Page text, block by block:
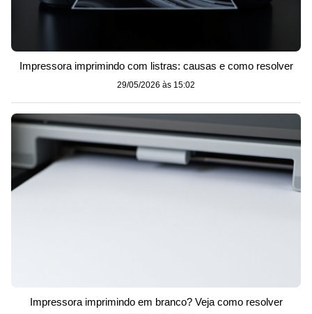
Impressora imprimindo com listras: causas e como resolver
29/05/2026 às 15:02
Impressora imprimindo em branco? Veja como resolver